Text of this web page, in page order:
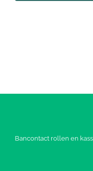
Bancontact rollen en